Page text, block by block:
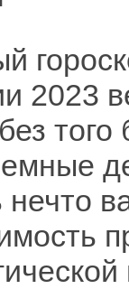
2023
нечто